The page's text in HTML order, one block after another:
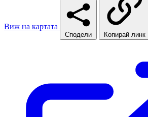
Виж на картата
Сподели Копирай линк